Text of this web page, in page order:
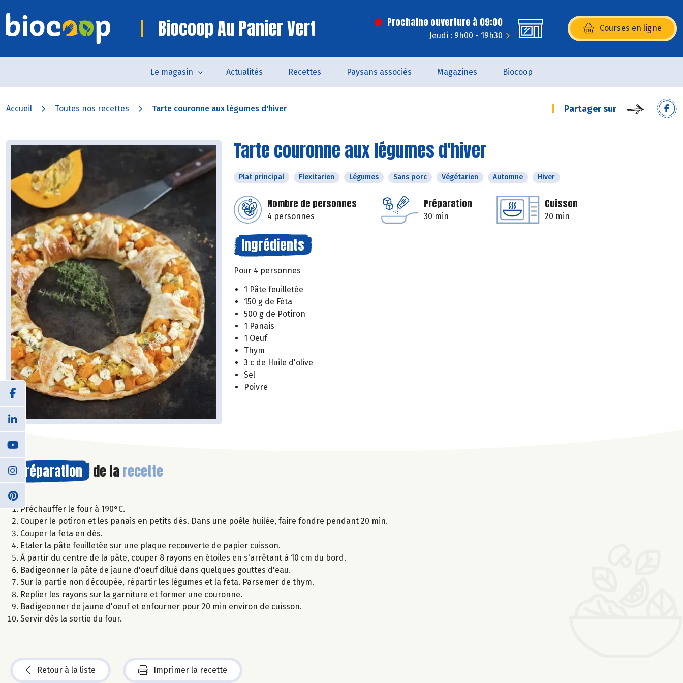
Biocoop Au Panier Vert Prochaine ouverture à 09:00
Jeudi : 9h00 - 19h30
Courses en ligne
(s’ouvre dans une nouvelle
Le magasin Actualités Recettes Paysans associés Magazines Biocoop
Accueil Toutes nos recettes Tarte couronne aux légumes d'hiver Partager sur
Tarte couronne aux légumes d'hiver
Plat principal Flexitarien Légumes Sans porc Végétarien Automne Hiver
Nombre de personnes
4 personnes
Préparation
30 min
Cuisson
20 min
Ingrédients
Pour 4 personnes
1 Pâte feuilletée
150 g de Féta
500 g de Potiron
1 Panais
1 Oeuf
Thym
3 c de Huile d'olive
Sel
Poivre
Préparation de la recette
Préchauffer le four à 190°C.
Couper le potiron et les panais en petits dés. Dans une poêle huilée, faire fondre pendant 20 min.
Couper la feta en dés.
Etaler la pâte feuilletée sur une plaque recouverte de papier cuisson.
À partir du centre de la pâte, couper 8 rayons en étoiles en s'arrêtant à 10 cm du bord.
Badigeonner la pâte de jaune d'oeuf dilué dans quelques gouttes d'eau.
Sur la partie non découpée, répartir les légumes et la feta. Parsemer de thym.
Replier les rayons sur la garniture et former une couronne.
Badigeonner de jaune d'oeuf et enfourner pour 20 min environ de cuisson.
Servir dès la sortie du four.
Retour à la liste Imprimer la recette